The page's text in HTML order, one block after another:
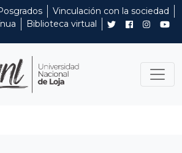
Vinculación con la sociedad
Biblioteca virtual